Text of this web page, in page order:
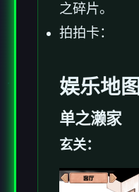
之碎片。
拍拍卡：
娱乐地图
单之濑家
玄关：